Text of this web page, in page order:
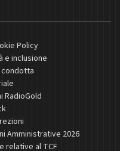
Policy
e inclusione
RadioGold
Amministrative 2026
relative al TCF